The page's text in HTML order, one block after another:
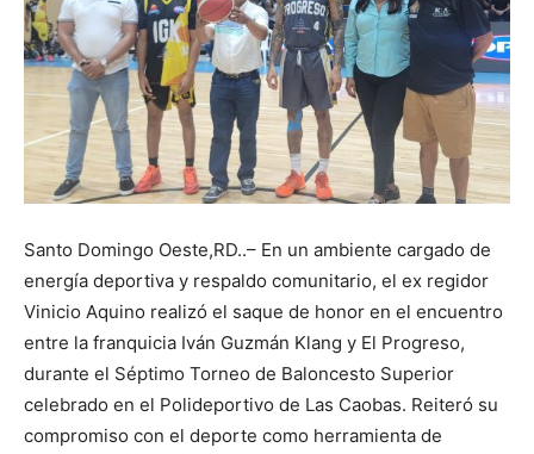
Santo Domingo Oeste,RD..– En un ambiente cargado de
energía deportiva y respaldo comunitario, el ex regidor
Vinicio Aquino realizó el saque de honor en el encuentro
entre la franquicia Iván Guzmán Klang y El Progreso,
durante el Séptimo Torneo de Baloncesto Superior
celebrado en el Polideportivo de Las Caobas. Reiteró su
compromiso con el deporte como herramienta de